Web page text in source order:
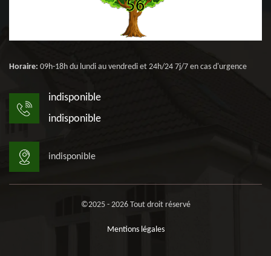
Horaire: 09h-18h du lundi au vendredi et 24h/24 7j/7 en cas d'urgence
indisponible
indisponible
indisponible
©2025 - 2026 Tout droit réservé
Mentions légales